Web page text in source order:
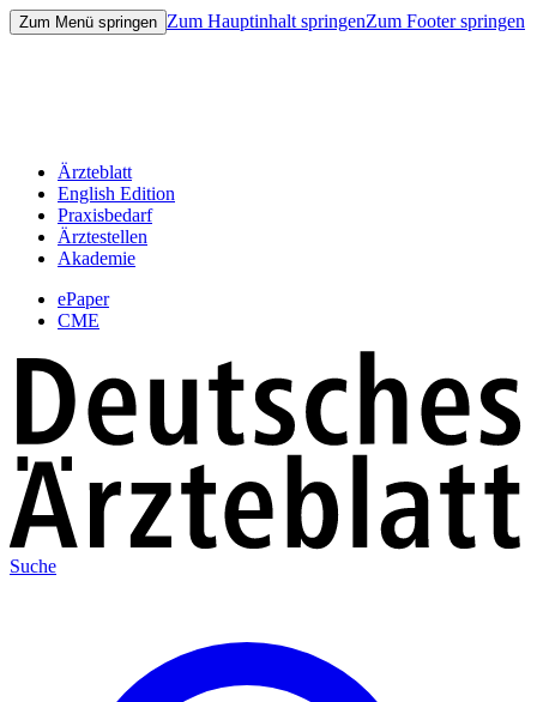
Zum Menü springen Zum Hauptinhalt springenZum Footer springen
Ärzteblatt
English Edition
Praxisbedarf
Ärztestellen
Akademie
ePaper
CME
Suche